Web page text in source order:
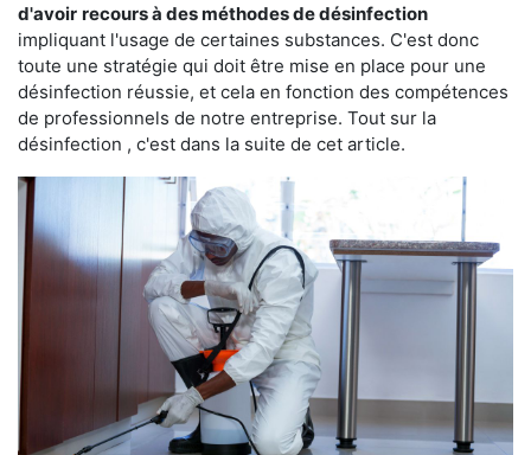
d'avoir recours à des méthodes de désinfection
impliquant l'usage de certaines substances. C'est donc
toute une stratégie qui doit être mise en place pour une
désinfection réussie, et cela en fonction des compétences
de professionnels de notre entreprise. Tout sur la
désinfection , c'est dans la suite de cet article.